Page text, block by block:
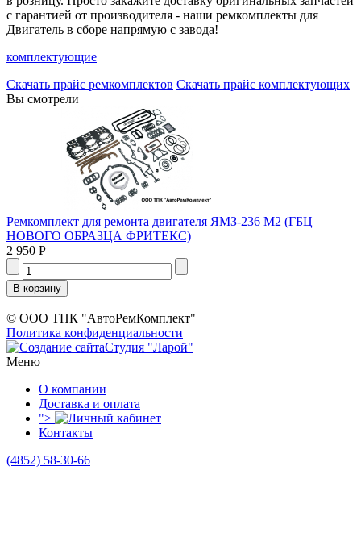
с гарантией от производителя - наши ремкомплекты для
Двигатель в сборе напрямую с завода!
комплектующие
Скачать прайс ремкомплектов Скачать прайс комплектующих
Вы смотрели
Ремкомплект для ремонта двигателя ЯМЗ-236 М2 (ГБЦ
НОВОГО ОБРАЗЦА ФРИТЕКС)
2 950 Р
© ООО ТПК "АвтоРемКомплект"
Политика конфиденциальности
Студия "Ларой"
Меню
О компании
Доставка и оплата
">
Контакты
(4852) 58-30-66